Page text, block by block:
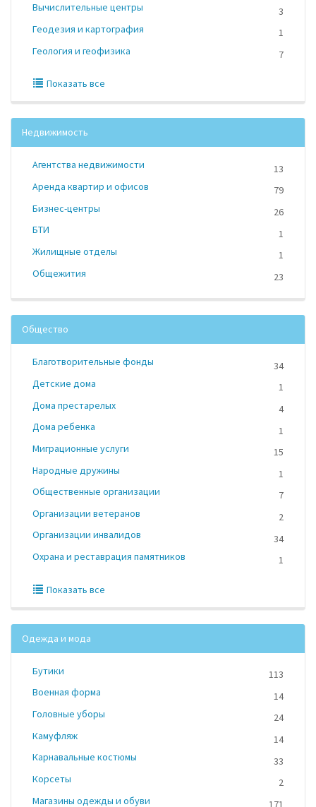
Вычислительные центры
3
Геодезия и картография
1
Геология и геофизика
7
Показать все
Недвижимость
Агентства недвижимости
13
Аренда квартир и офисов
79
Бизнес-центры
26
БТИ
1
Жилищные отделы
1
Общежития
23
Общество
Благотворительные фонды
34
Детские дома
1
Дома престарелых
4
Дома ребенка
1
Миграционные услуги
15
Народные дружины
1
Общественные организации
7
Организации ветеранов
2
Организации инвалидов
34
Охрана и реставрация памятников
1
Показать все
Одежда и мода
Бутики
113
Военная форма
14
Головные уборы
24
Камуфляж
14
Карнавальные костюмы
33
Корсеты
2
Магазины одежды и обуви
171